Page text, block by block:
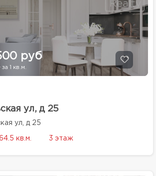
руб
за 1 кв.м.
ул, д 25
ул, д 25
кв.м. 3 этаж